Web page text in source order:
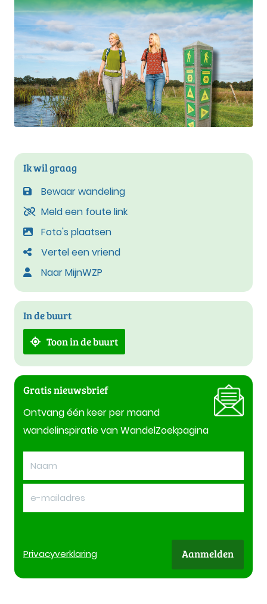
Ik wil graag
Bewaar wandeling
Meld een foute link
Foto's plaatsen
Vertel een vriend
Naar MijnWZP
In de buurt
Toon in de buurt
Gratis nieuwsbrief
Ontvang één keer per maand
wandelinspiratie van WandelZoekpagina
Privacyverklaring Aanmelden